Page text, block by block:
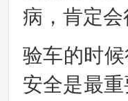
病，肯定
验车的时
安全是最